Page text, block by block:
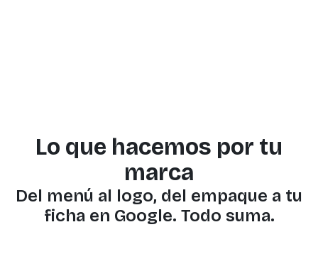
Lo que hacemos por tu
marca
Del menú al logo, del empaque a tu
ficha en Google. Todo suma.